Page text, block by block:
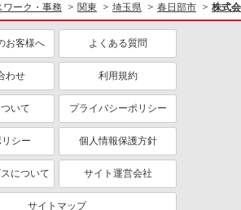
ミドル（40代～）活躍中
上場企業・上場企業のグループ会
社
交通費支給
社員登用あり
ワーク・事務 関東 埼玉県 春日部市 株式
お客様へ よくある質問
わせ 利用規約
いて プライバシーポリシー
シー 個人情報保護方針
について サイト運営会社
サイトマップ